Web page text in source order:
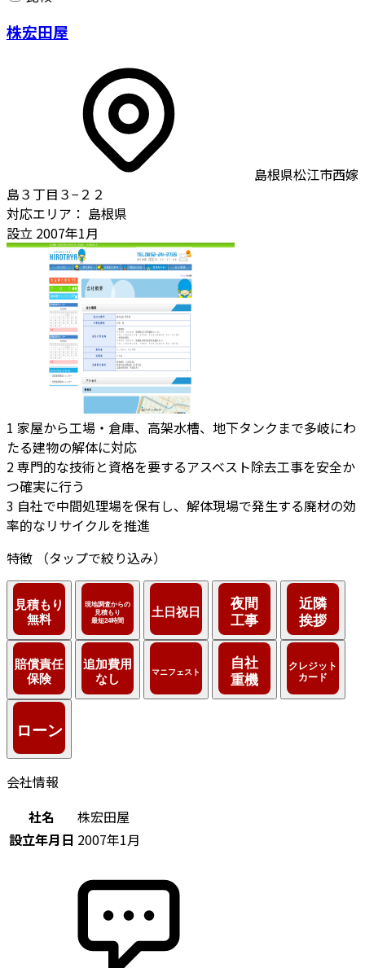
株宏田屋
島根県松江市西嫁
島３丁目３−２２
対応エリア： 島根県
設立 2007年1月
1 家屋から工場・倉庫、高架水槽、地下タンクまで多岐にわ
たる建物の解体に対応
2専門的な技術と資格を要するアスベスト除去工事を安全か
つ確実に行う
3 自社で中間処理場を保有し、解体現場で発生する廃材の効
率的なリサイクルを推進
特徴
（タップで絞り込み）
会社情報
社名
株宏田屋
設立年月日 2007年1月